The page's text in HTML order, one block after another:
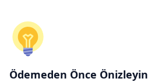
Ödemeden Önce Önizleyin